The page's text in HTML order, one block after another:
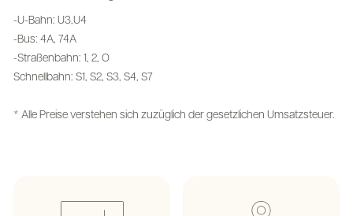
-U-Bahn: U3,U4
-Bus: 4A, 74A
-Straßenbahn: 1, 2, O
Schnellbahn: S1, S2, S3, S4, S7
* Alle Preise verstehen sich zuzüglich der gesetzlichen Umsatzsteuer.